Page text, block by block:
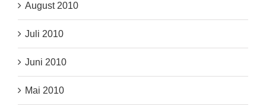
August 2010
Juli 2010
Juni 2010
Mai 2010